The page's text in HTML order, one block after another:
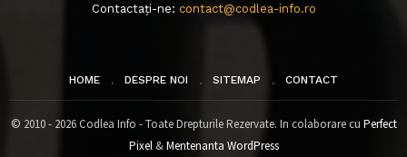
Contactați-ne: contact@codlea-info.ro
HOME DESPRE NOI SITEMAP CONTACT
© 2010 - 2026 Codlea Info - Toate Drepturile Rezervate. In colaborare cu Perfect
Pixel&Mentenanta WordPress